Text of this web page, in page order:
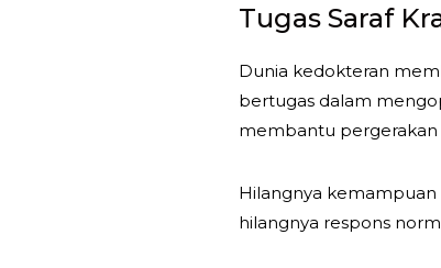
Tugas Saraf
Dunia kedokteran
bertugas dalam
membantu pergerakan
Hilangnya kemampuan
hilangnya respons